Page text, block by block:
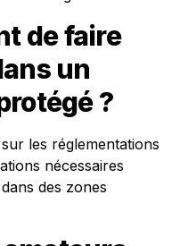
de faire
un
?
les réglementations
nécessaires
des zones